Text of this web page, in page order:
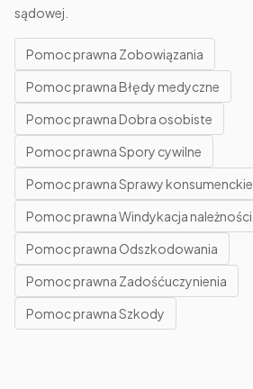
sądowej.
Pomoc prawna Zobowiązania
Pomoc prawna Błędy medyczne
Pomoc prawna Dobra osobiste
Pomoc prawna Spory cywilne
Pomoc prawna Sprawy konsumenckie
Pomoc prawna Windykacja należności
Pomoc prawna Odszkodowania
Pomoc prawna Zadośćuczynienia
Pomoc prawna Szkody